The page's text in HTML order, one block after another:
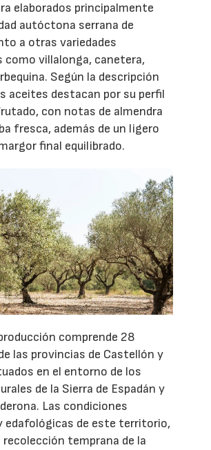
elaborados principalmente
autóctona serrana de
a otras variedades
como villalonga, canetera,
Según la descripción
aceites destacan por su perfil
con notas de almendra
fresca, además de un ligero
final equilibrado.
comprende 28
las provincias de Castellón y
en el entorno de los
de la Sierra de Espadán y
Las condiciones
edafológicas de este territorio,
temprana de la